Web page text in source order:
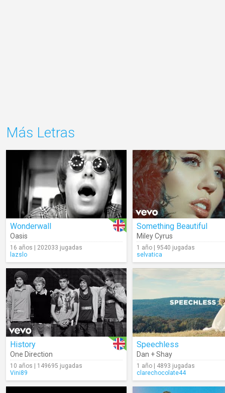
Más Letras
Wonderwall
Oasis
16 años | 202033 jugadas
lazslo
Something Beautiful
Miley Cyrus
1 año | 9540 jugadas
selvatica
History
One Direction
10 años | 149695 jugadas
Vini89
Speechless
Dan + Shay
1 año | 4893 jugadas
clarechocolate44